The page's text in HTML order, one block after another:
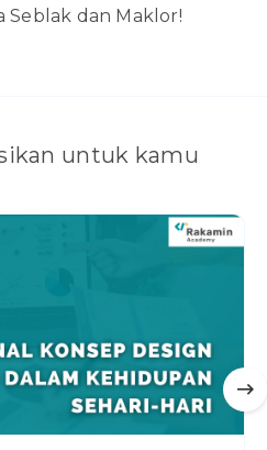
Seblak dan Maklor!
untuk kamu